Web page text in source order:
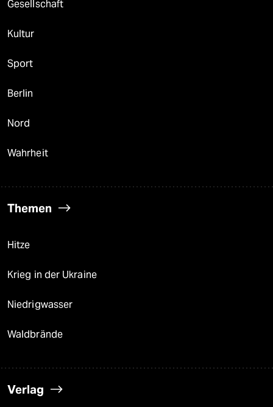
Gesellschaft
Kultur
Sport
Berlin
Nord
Wahrheit
Themen
Hitze
Krieg in der Ukraine
Niedrigwasser
Waldbrände
Verlag